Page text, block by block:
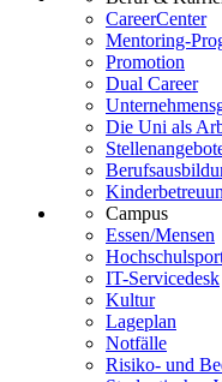
CareerCenter
Mentoring-
Promotion
Dual Career
Die Uni als
Campus
Essen/Mensen
IT-Servicedesk
Kultur
Lageplan
Notfälle
Risiko- und